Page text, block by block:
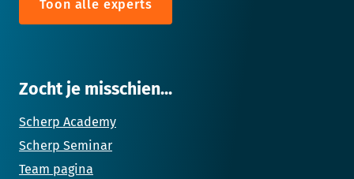
Toon alle experts
Zocht je misschien...
Scherp Academy
Scherp Seminar
Team pagina